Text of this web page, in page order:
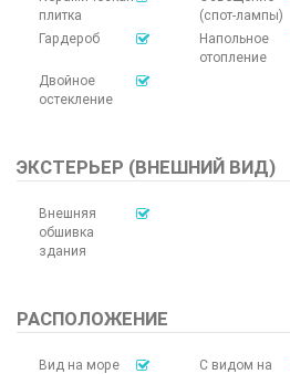
плитка
(спот-лампы)
Гардероб
Напольное
отопление
Двойное
остекление
ЭКСТЕРЬЕР (ВНЕШНИЙ ВИД)
Внешняя
обшивка
здания
РАСПОЛОЖЕНИЕ
Вид на море
С видом на